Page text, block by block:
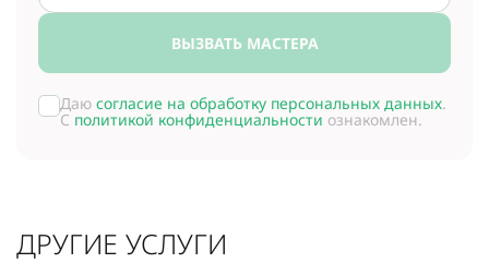
ВЫЗВАТЬ МАСТЕРА
Даю согласие на обработку персональных данных.
С политикой конфиденциальности ознакомлен.
ДРУГИЕ УСЛУГИ